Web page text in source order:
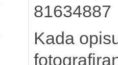
81634887
Kada